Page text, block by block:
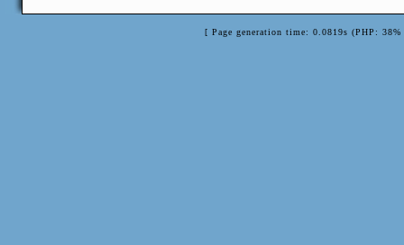
[ Page generation time: 0.0819s (PHP: